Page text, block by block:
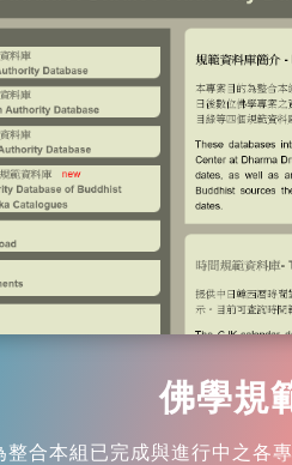
佛學規
整合本組已完成與進行中之各